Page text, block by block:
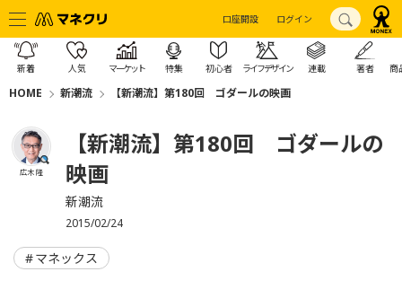
口座開設 ログイン
新着 人気 マーケット 特集 初心者 ライフデザイン 連載 著者 商
HOME 新潮流 【新潮流】第180回 ゴダールの映画
広木 隆
【新潮流】第180回 ゴダールの
映画
新潮流
2015/02/24
マネックス